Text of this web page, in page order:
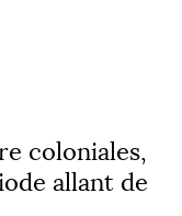
coloniales,
allant de